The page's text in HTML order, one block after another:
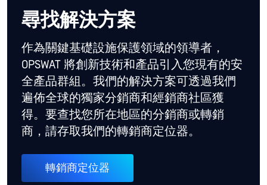
尋找解決方案
作為關鍵基礎設施保護領域的領導者，
OPSWAT 將創新技術和產品引入您現有的安
全產品群組。我們的解決方案可透過我們
遍佈全球的獨家分銷商和經銷商社區獲
得。要查找您所在地區的分銷商或轉銷
商，請存取我們的轉銷商定位器。
轉銷商定位器